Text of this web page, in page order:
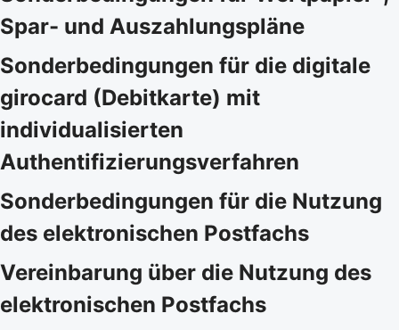
Spar- und Auszahlungspläne
Sonderbedingungen für die digitale
girocard (Debitkarte) mit
individualisierten
Authentifizierungsverfahren
Sonderbedingungen für die Nutzung
des elektronischen Postfachs
Vereinbarung über die Nutzung des
elektronischen Postfachs